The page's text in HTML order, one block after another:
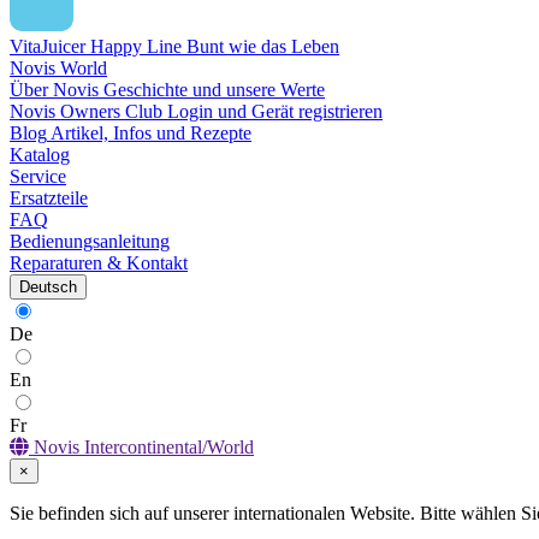
VitaJuicer Happy Line Bunt wie das Leben
Novis World
Über Novis Geschichte und unsere Werte
Novis Owners Club Login und Gerät registrieren
Blog Artikel, Infos und Rezepte
Katalog
Service
Ersatzteile
FAQ
Bedienungsanleitung
Reparaturen & Kontakt
Deutsch
De
En
Fr
Novis Intercontinental/World
×
Sie befinden sich auf unserer internationalen Website. Bitte wählen